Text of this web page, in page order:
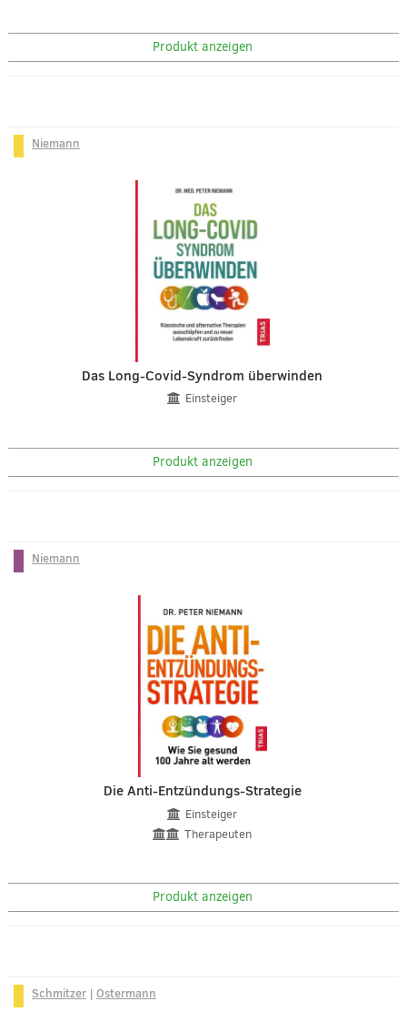
Produkt anzeigen
Niemann
Das Long-Covid-Syndrom überwinden
Einsteiger
Produkt anzeigen
Niemann
Die Anti-Entzündungs-Strategie
Einsteiger
Therapeuten
Produkt anzeigen
Schmitzer| Ostermann